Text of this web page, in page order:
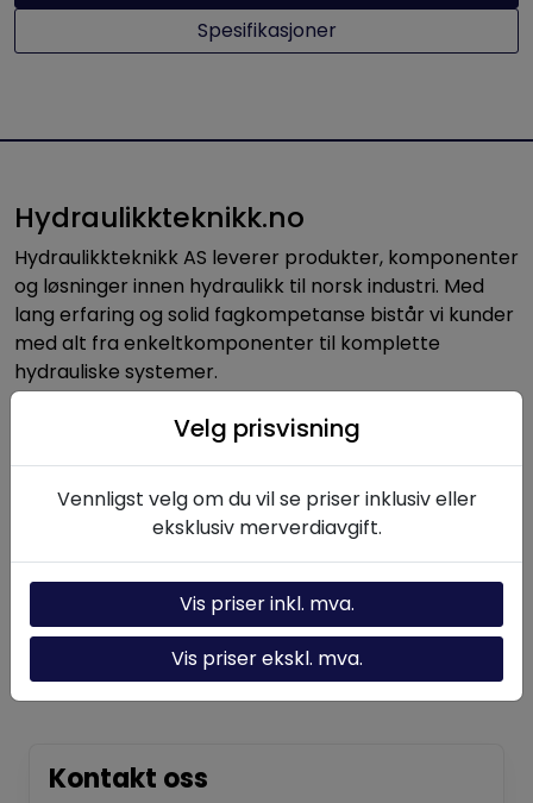
Spesifikasjoner
Hydraulikkteknikk.no
Hydraulikkteknikk AS leverer produkter, komponenter
og løsninger innen hydraulikk til norsk industri. Med
lang erfaring og solid fagkompetanse bistår vi kunder
med alt fra enkeltkomponenter til komplette
hydrauliske systemer.
Nyttige linker
Hydraulikk-kalkulator
Om oss
Kontakt oss
Velg prisvisning
Vennligst velg om du vil se priser inklusiv eller
eksklusiv merverdiavgift.
Vis priser inkl. mva.
Vis priser ekskl. mva.